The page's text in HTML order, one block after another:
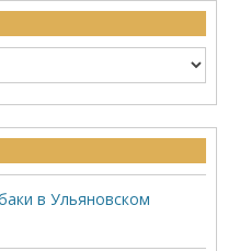
в Ульяновском